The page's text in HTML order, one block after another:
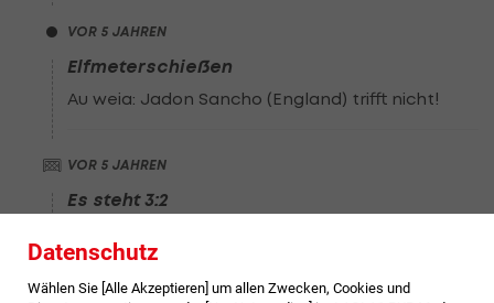
VOR 5 JAHREN
Elfmeterschießen
Au weia: Jadon Sancho (England) trifft nicht!
VOR 5 JAHREN
Es steht 3:2
VOR 5 JAHREN
Datenschutz
Wählen Sie [Alle Akzeptieren] um allen Zwecken, Cookies und